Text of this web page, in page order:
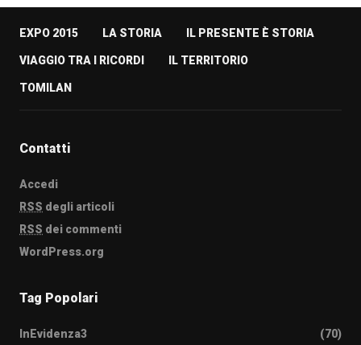
EXPO 2015 LA STORIA IL PRESENTE È STORIA
VIAGGIO TRA I RICORDI IL TERRITORIO
TOMILAN
Contatti
Accedi
RSS degli articoli
RSS dei commenti
WordPress.org
Tag Popolari
InEvidenza3
(70)